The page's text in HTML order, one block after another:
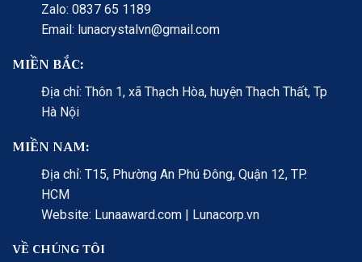
Zalo: 0837 65 1189
Email: lunacrystalvn@gmail.com
MIỀN BẮC:
Địa chỉ: Thôn 1, xã Thạch Hòa, huyện Thạch Thất, Tp
Hà Nội
MIỀN NAM:
Địa chỉ: T15, Phường An Phú Đông, Quận 12, TP.
HCM
Website: Lunaaward.com | Lunacorp.vn
VỀ CHÚNG TÔI